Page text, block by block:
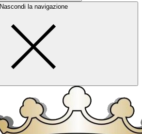
Nascondi la navigazione